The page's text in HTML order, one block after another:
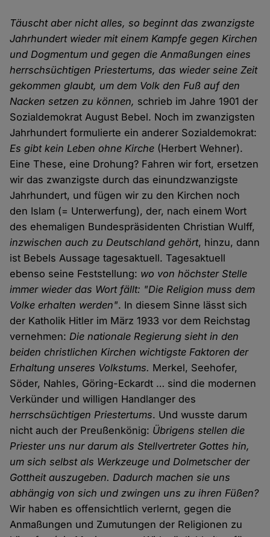
Täuscht aber nicht alles, so beginnt das zwanzigste
Jahrhundert wieder mit einem Kampfe gegen Kirchen
und Dogmentum und gegen die Anmaßungen eines
herrschsüchtigen Priestertums, das wieder seine Zeit
gekommen glaubt, um dem Volk den Fuß auf den
Nacken setzen zu können, schrieb im Jahre 1901 der
Sozialdemokrat August Bebel. Noch im zwanzigsten
Jahrhundert formulierte ein anderer Sozialdemokrat:
Es gibt kein Leben ohne Kirche (Herbert Wehner).
Eine These, eine Drohung? Fahren wir fort, ersetzen
wir das zwanzigste durch das einundzwanzigste
Jahrhundert, und fügen wir zu den Kirchen noch
den Islam (= Unterwerfung), der, nach einem Wort
des ehemaligen Bundespräsidenten Christian Wulff,
inzwischen auch zu Deutschland gehört, hinzu, dann
ist Bebels Aussage tagesaktuell. Tagesaktuell
ebenso seine Feststellung: wo von höchster Stelle
immer wieder das Wort fällt: "Die Religion muss dem
Volke erhalten werden". In diesem Sinne lässt sich
der Katholik Hitler im März 1933 vor dem Reichstag
vernehmen:Die nationale Regierung sieht in den
beiden christlichen Kirchen wichtigste Faktoren der
Erhaltung unseres Volkstums. Merkel, Seehofer,
Söder, Nahles, Göring-Eckardt … sind die modernen
Verkünder und willigen Handlanger des
herrschsüchtigen Priestertums. Und wusste darum
nicht auch der Preußenkönig: Übrigens stellen die
Priester uns nur darum als Stellvertreter Gottes hin,
um sich selbst als Werkzeuge und Dolmetscher der
Gottheit auszugeben. Dadurch machen sie uns
abhängig von sich und zwingen uns zu ihren Füßen?
Wir haben es offensichtlich verlernt, gegen die
Anmaßungen und Zumutungen der Religionen zu